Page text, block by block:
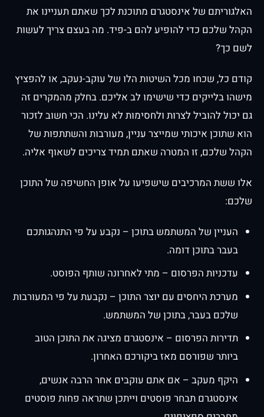
האלגוריתם של אינסטגרם מתוכנת לכך שאתם תעניינו את
הקהל שלכם כדי להופיע להם ב-פיד. מה בעצם צריך לעשות
לשם כך?
קודם כל, שכחו מכל השיטות הלו של עוקב-נעקב, או להפציץ
מישהו בלייקים כדי שישימו לב אליכם. בחלק מהמקרים זה
גם יכול להוביל לצרות ולחסימות לא עלינו. הכי חשוב לזכור
הוא שתוכן איכותי שמייצר עניין, מעורבות והשתתפות של
הקהל שלכם, זו המטרה שאתם תמיד צריכים לשאוף אליה.
אלו ששת המרכיבים שישפיעו על אופן החשיפה של התוכן
שלכם:
העניין של המשתמש בתוכן – נקבע על פי התנהגותכם
בעבר בתוכן דומה.
עדכניות הפרסום – מתי לאחרונה שותף הפוסט.
מערכת היחסים עם יוצר התוכן – נקבעת על פי המעורבות
שלכם בעבר, בתוכן של המשתמש.
תדירות הפרסום – אינסטגרם מציגה את התוכן הטוב
ביותר שפורסם מאז ביקורכם האחרון.
היקף מעקב – אם אתם עוקבים אחר הרבה אנשים,
אינסטגרם תבחר פוסטים וייתכן שתראה פחות פוסטים